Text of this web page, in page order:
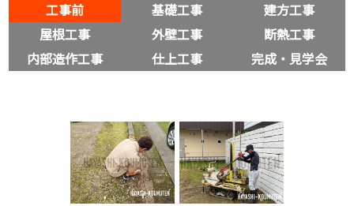
工事前
基礎工事
建方工事
屋根工事
外壁工事
断熱工事
内部造作工事
仕上工事 完成・見学会